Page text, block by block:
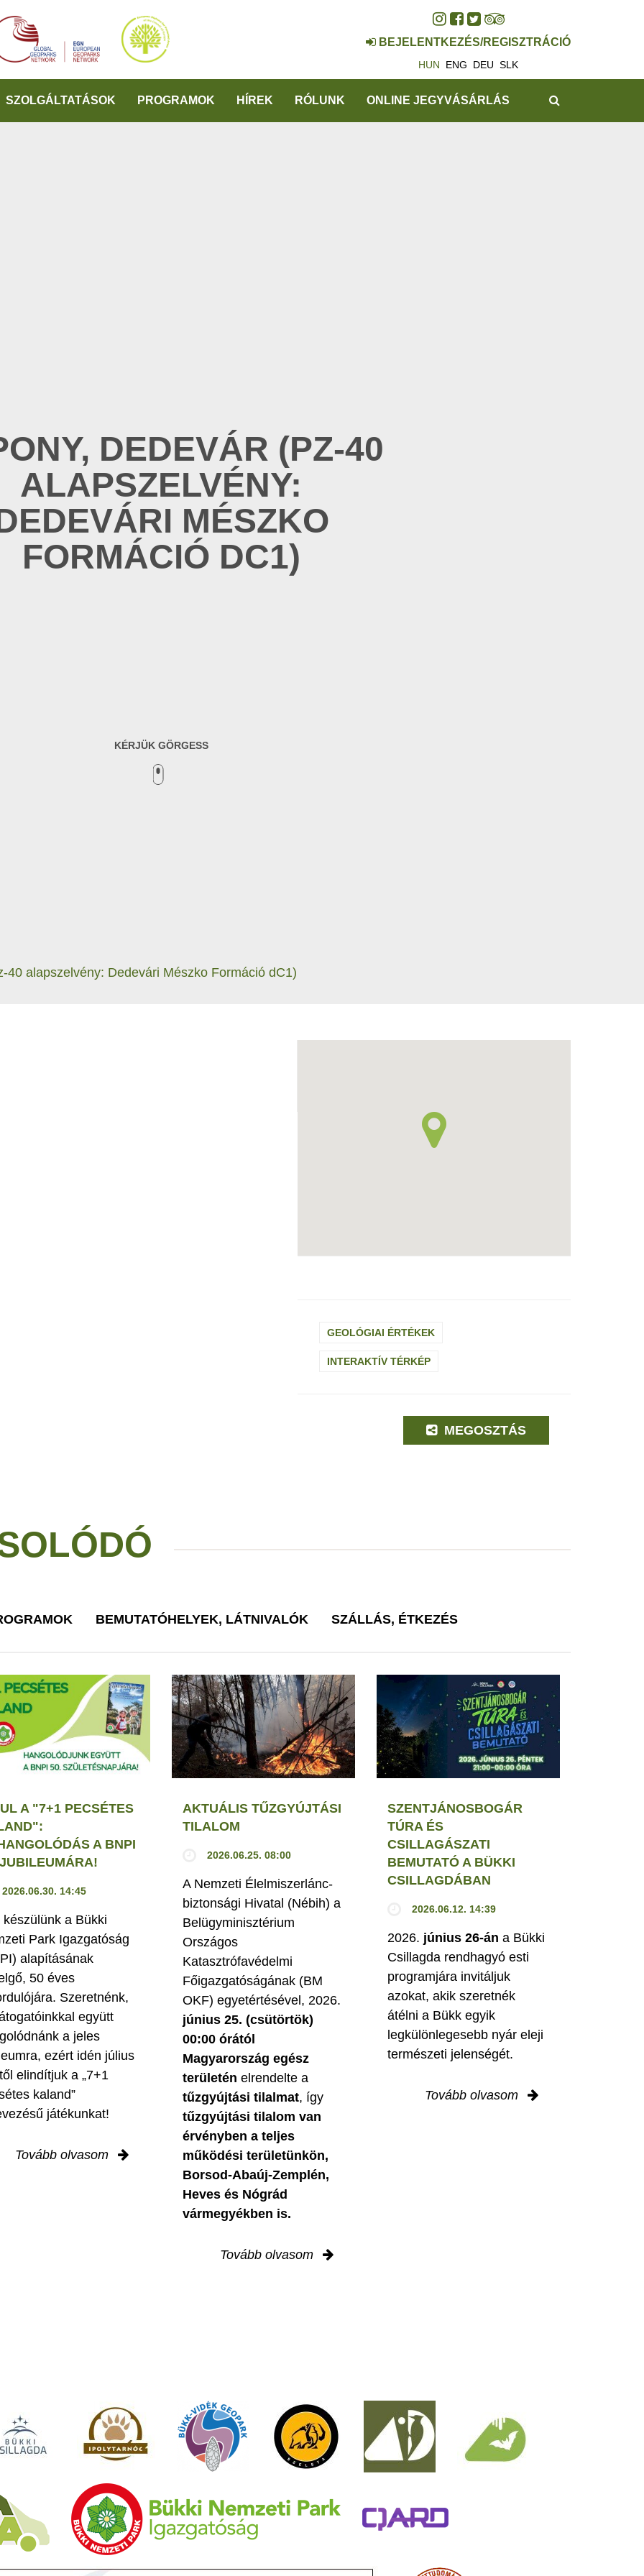
BEJELENTKEZÉS/REGISZTRÁCIÓ
HUN ENG DEU SLK
SZOLGÁLTATÁSOK PROGRAMOK HÍREK RÓLUNK ONLINE JEGYVÁSÁRLÁS
DEDEVÁR (PZ-40
ALAPSZELVÉNY:
MÉSZKO
FORMÁCIÓ DC1)
KÉRJÜK GÖRGESS
40 alapszelvény: Dedevári Mészko Formáció dC1)
GEOLÓGIAI ÉRTÉKEK
INTERAKTÍV TÉRKÉP
MEGOSZTÁS
BEMUTATÓHELYEK, LÁTNIVALÓK SZÁLLÁS, ÉTKEZÉS
A "7+1 PECSÉTES
A BNPI
2026.06.30. 14:45
készülünk a Bükki
Park Igazgatóság
alapításának
50 éves
Szeretnénk,
együtt
a jeles
ezért idén július
elindítjuk a „7+1
kaland”
játékunkat!
Tovább olvasom
AKTUÁLIS TŰZGYÚJTÁSI
TILALOM
2026.06.25. 08:00
A Nemzeti Élelmiszerlánc-
biztonsági Hivatal (Nébih) a
Belügyminisztérium
Országos
Katasztrófavédelmi
Főigazgatóságának (BM
OKF) egyetértésével, 2026.
június 25. (csütörtök)
00:00 órától
Magyarország egész
területén elrendelte a
tűzgyújtási tilalmat, így
tűzgyújtási tilalom van
érvényben a teljes
működési területünkön,
Borsod-Abaúj-Zemplén,
Heves és Nógrád
vármegyékben is.
Tovább olvasom
SZENTJÁNOSBOGÁR
TÚRA ÉS
CSILLAGÁSZATI
BEMUTATÓ A BÜKKI
CSILLAGDÁBAN
2026.06.12. 14:39
2026. június 26-án a Bükki
Csillagda rendhagyó esti
programjára invitáljuk
azokat, akik szeretnék
átélni a Bükk egyik
legkülönlegesebb nyár eleji
természeti jelenségét.
Tovább olvasom